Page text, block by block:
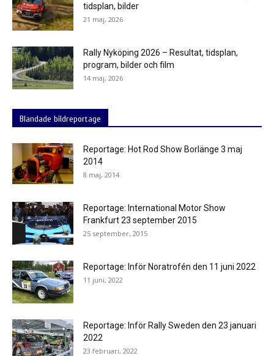
tidsplan, bilder
21 maj, 2026
Rally Nyköping 2026 – Resultat, tidsplan,
program, bilder och film
14 maj, 2026
Blandade bildreportage
Reportage: Hot Rod Show Borlänge 3 maj
2014
8 maj, 2014
Reportage: International Motor Show
Frankfurt 23 september 2015
25 september, 2015
Reportage: Inför Noratrofén den 11 juni 2022
11 juni, 2022
Reportage: Inför Rally Sweden den 23 januari
2022
23 februari, 2022